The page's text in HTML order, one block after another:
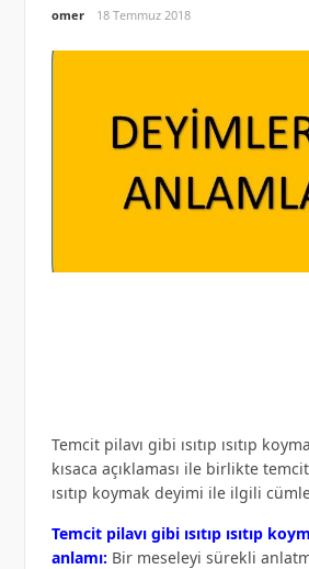
omer 18 Temmuz 2018
Temcit pilavı gibi ısıtıp ısıtıp
kısaca açıklaması ile birlikte temcit
ısıtıp koymak deyimi ile ilgili
Temcit pilavı gibi ısıtıp ısıtıp
anlamı: Bir meseleyi sürekli